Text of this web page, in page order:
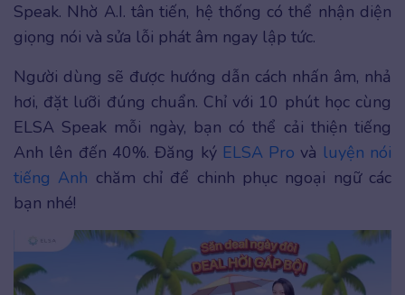
Speak. Nhờ A.I. tân tiến, hệ thống có thể nhận diện
giọng nói và sửa lỗi phát âm ngay lập tức.
Người dùng sẽ được hướng dẫn cách nhấn âm, nhả
hơi, đặt lưỡi đúng chuẩn. Chỉ với 10 phút học cùng
ELSA Speak mỗi ngày, bạn có thể cải thiện tiếng
Anh lên đến 40%. Đăng ký ELSA Pro và luyện nói
tiếng Anh chăm chỉ để chinh phục ngoại ngữ các
bạn nhé!